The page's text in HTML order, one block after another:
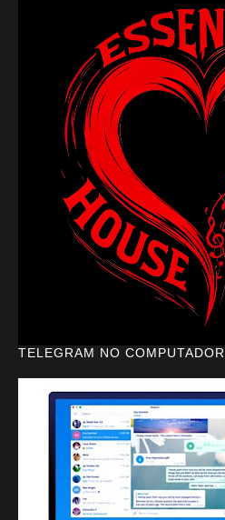
TELEGRAM NO COMPUTADOR